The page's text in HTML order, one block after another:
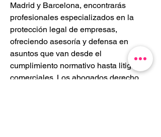
Madrid y Barcelona, encontrarás
profesionales especializados en la
protección legal de empresas,
ofreciendo asesoría y defensa en
asuntos que van desde el
cumplimiento normativo hasta litigios
comerciales. Los abogados derecho